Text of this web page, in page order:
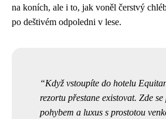
na koních, ale i to, jak voněl čerstvý
po deštivém odpoledni v lese.
Když vstoupíte do hotelu
rezortu přestane existovat. Zde
pohybem a luxus s prostotou